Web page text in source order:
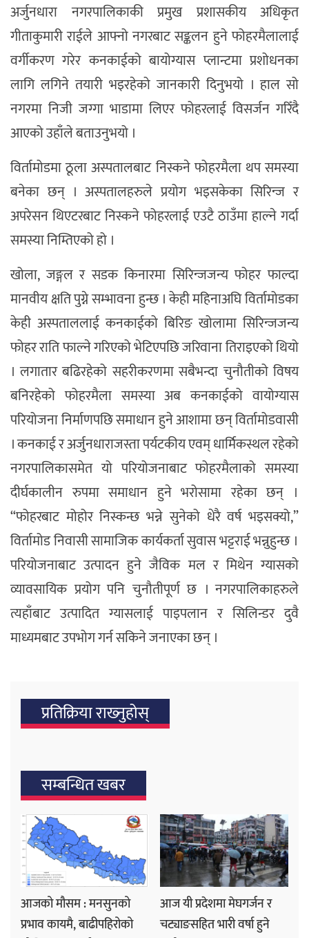
अर्जुनधारा नगरपालिकाकी प्रमुख प्रशासकीय अधिकृत
गीताकुमारी राईले आफ्नो नगरबाट सङ्कलन हुने फोहरमैलालाई
वर्गीकरण गरेर कनकाईको बायोग्यास प्लान्टमा प्रशोधनका
लागि लगिने तयारी भइरहेको जानकारी दिनुभयो । हाल सो
नगरमा निजी जग्गा भाडामा लिएर फोहरलाई विसर्जन गरिँदै
आएको उहाँले बताउनुभयो ।
विर्तामोडमा ठूला अस्पतालबाट निस्कने फोहरमैला थप समस्या
बनेका छन् । अस्पतालहरुले प्रयोग भइसकेका सिरिन्ज र
अपरेसन थिएटरबाट निस्कने फोहरलाई एउटै ठाउँमा हाल्ने गर्दा
समस्या निम्तिएको हो ।
खोला, जङ्गल र सडक किनारमा सिरिन्जजन्य फोहर फाल्दा
मानवीय क्षति पुग्ने सम्भावना हुन्छ । केही महिनाअघि विर्तामोडका
केही अस्पताललाई कनकाईको बिरिङ खोलामा सिरिन्जजन्य
फोहर राति फाल्ने गरिएको भेटिएपछि जरिवाना तिराइएको थियो
। लगातार बढिरहेको सहरीकरणमा सबैभन्दा चुनौतीको विषय
बनिरहेको फोहरमैला समस्या अब कनकाईको वायोग्यास
परियोजना निर्माणपछि समाधान हुने आशामा छन् विर्तामोडवासी
। कनकाई र अर्जुनधाराजस्ता पर्यटकीय एवम् धार्मिकस्थल रहेको
नगरपालिकासमेत यो परियोजनाबाट फोहरमैलाको समस्या
दीर्घकालीन रुपमा समाधान हुने भरोसामा रहेका छन् ।
“फोहरबाट मोहोर निस्कन्छ भन्ने सुनेको धेरै वर्ष भइसक्यो,”
विर्तामोड निवासी सामाजिक कार्यकर्ता सुवास भट्टराई भन्नुहुन्छ ।
परियोजनाबाट उत्पादन हुने जैविक मल र मिथेन ग्यासको
व्यावसायिक प्रयोग पनि चुनौतीपूर्ण छ । नगरपालिकाहरुले
त्यहाँबाट उत्पादित ग्यासलाई पाइपलान र सिलिन्डर दुवै
माध्यमबाट उपभोग गर्न सकिने जनाएका छन् ।
प्रतिक्रिया राख्‍नुहोस्
सम्बन्धित खबर
आजको मौसम : मनसुनको
प्रभाव कायमै, बाढीपहिरोको
आज यी प्रदेशमा मेघगर्जन र
चट्याङसहित भारी वर्षा हुने